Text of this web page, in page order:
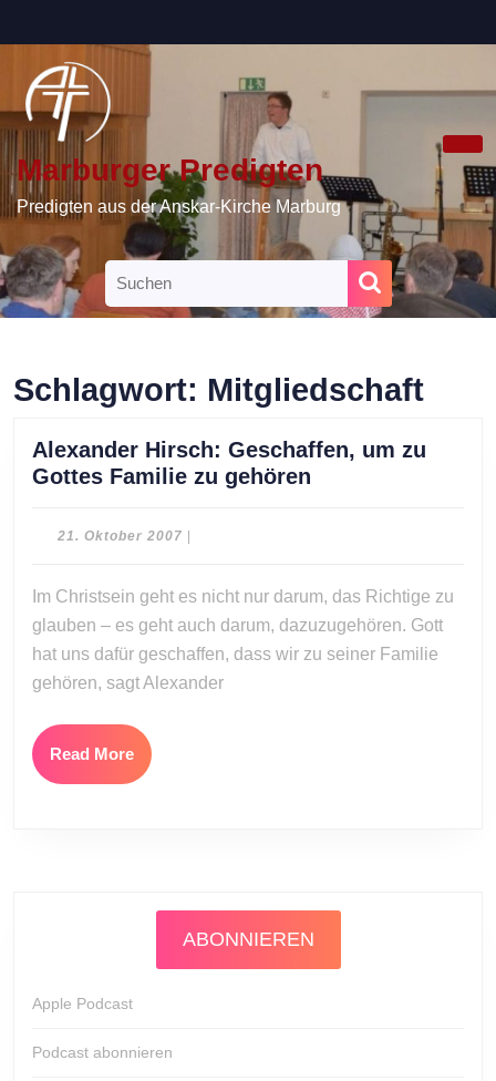
content
Marburger Predigten
Predigten aus der Anskar-Kirche Marburg
Search
for:
Schlagwort: Mitgliedschaft
Alexander Hirsch: Geschaffen, um zu
Gottes Familie zu gehören
Gottes
Familie
zu
21. Oktober 2007 21.
Im Christsein geht es nicht nur darum, das Richtige zu
glauben – es geht auch darum, dazuzugehören. Gott
hat uns dafür geschaffen, dass wir zu seiner Familie
gehören, sagt Alexander
Read MoreRead
More
ABONNIEREN
Apple Podcast
Podcast abonnieren